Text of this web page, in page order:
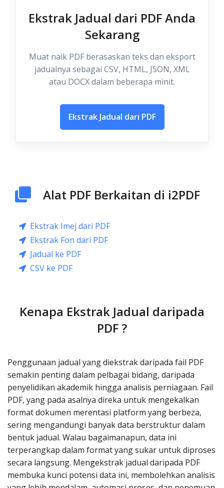
Ekstrak Jadual dari PDF Anda
Sekarang
Muat naik PDF berasaskan teks dan eksport
jadualnya sebagai CSV, HTML, JSON, XML
atau DOCX dalam beberapa minit.
Ekstrak Jadual dari PDF
Alat PDF Berkaitan di i2PDF
Ekstrak Imej dari PDF
Ekstrak Fon dari PDF
Jadual ke PDF
CSV ke PDF
Kenapa Ekstrak Jadual daripada
PDF ?
Penggunaan jadual yang diekstrak daripada fail PDF
semakin penting dalam pelbagai bidang, daripada
penyelidikan akademik hingga analisis perniagaan. Fail
PDF, yang pada asalnya direka untuk mengekalkan
format dokumen merentasi platform yang berbeza,
sering mengandungi banyak data berstruktur dalam
bentuk jadual. Walau bagaimanapun, data ini
terperangkap dalam format yang sukar untuk diproses
secara langsung. Mengekstrak jadual daripada PDF
membuka kunci potensi data ini, membolehkan analisis